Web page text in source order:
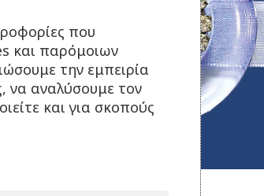
που
και παρόμοιων
την εμπειρία
να αναλύσουμε τον
και για σκοπούς